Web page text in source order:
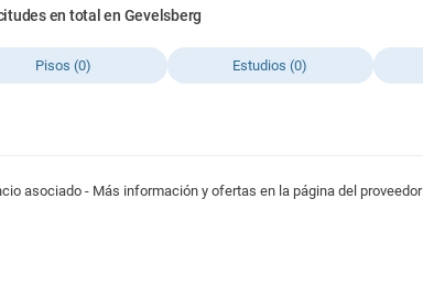
en total en Gevelsberg
Pisos (0) Estudios (0)
asociado - Más información y ofertas en la página del proveedor